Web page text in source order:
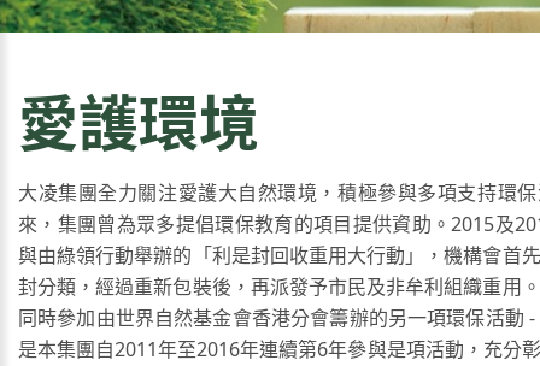
愛護環境
大凌集團全力關注愛護大自然環境，積極參與多項支持環
來，集團曾為眾多提倡環保教育的項目提供資助。2015及
與由綠領行動舉辦的「利是封回收重用大行動」，機構會首
封分類，經過重新包裝後，再派發予市民及非牟利組織重用
同時參加由世界自然基金會香港分會籌辦的另一項環保活動
是本集團自2011年至2016年連續第6年參與是項活動，充分